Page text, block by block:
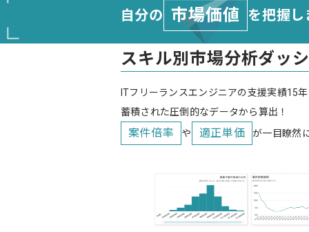
自分の 市場価値 を把握
スキル別市場分析ダッ
ITフリーランスエンジニアの支援実績15
蓄積された圧倒的なデータから算出！
案件倍率 や 適正単価 が一目瞭然